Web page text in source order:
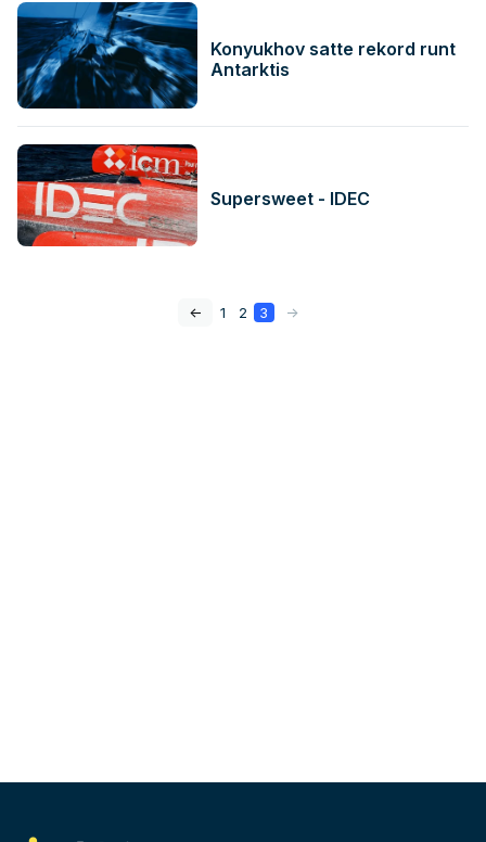
Konyukhov satte rekord runt
Antarktis
Supersweet - IDEC
<- 1 2 3 ->